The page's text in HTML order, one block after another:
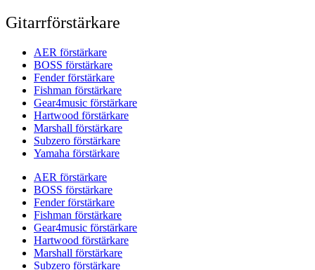
Gitarrförstärkare
AER förstärkare
BOSS förstärkare
Fender förstärkare
Fishman förstärkare
Gear4music förstärkare
Hartwood förstärkare
Marshall förstärkare
Subzero förstärkare
Yamaha förstärkare
AER förstärkare
BOSS förstärkare
Fender förstärkare
Fishman förstärkare
Gear4music förstärkare
Hartwood förstärkare
Marshall förstärkare
Subzero förstärkare